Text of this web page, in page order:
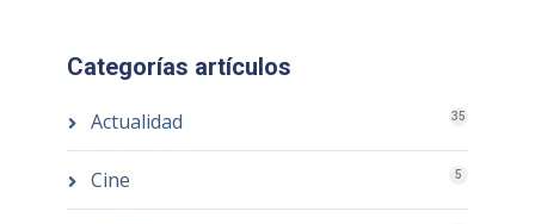
Categorías artículos
Actualidad 35
Cine 5